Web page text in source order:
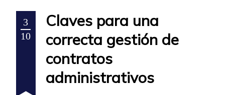
3
10
Claves para una
correcta gestión de
contratos
administrativos